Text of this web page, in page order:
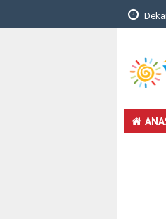
Proje Detayları ve Konumu..